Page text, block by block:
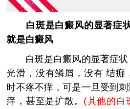
白斑是白癜风的显著症
就是白癜风
白斑是白癜风的显著症状
光滑，没有鳞屑，没有 结痂
时不疼不痒，可是一旦受到
痒，甚至是扩散。 (其他的白